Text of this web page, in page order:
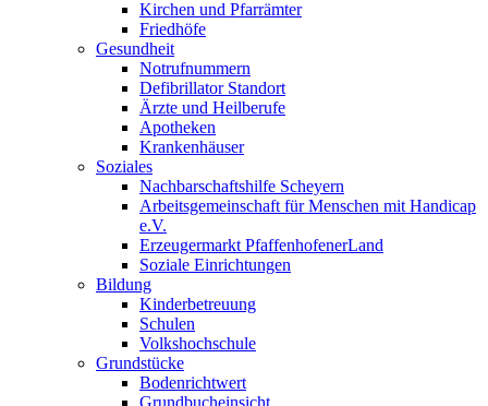
Kirchen und Pfarrämter
Friedhöfe
Gesundheit
Notrufnummern
Defibrillator Standort
Ärzte und Heilberufe
Apotheken
Krankenhäuser
Soziales
Nachbarschaftshilfe Scheyern
Arbeitsgemeinschaft für Menschen mit Handicap
e.V.
Erzeugermarkt PfaffenhofenerLand
Soziale Einrichtungen
Bildung
Kinderbetreuung
Schulen
Volkshochschule
Grundstücke
Bodenrichtwert
Grundbucheinsicht